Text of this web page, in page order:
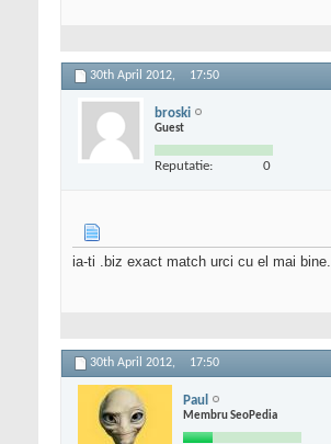
30th April 2012, 17:50
broski
Guest
Reputatie: 0
ia-ti .biz exact match urci cu el mai bine.
30th April 2012, 17:50
Paul
Membru SeoPedia